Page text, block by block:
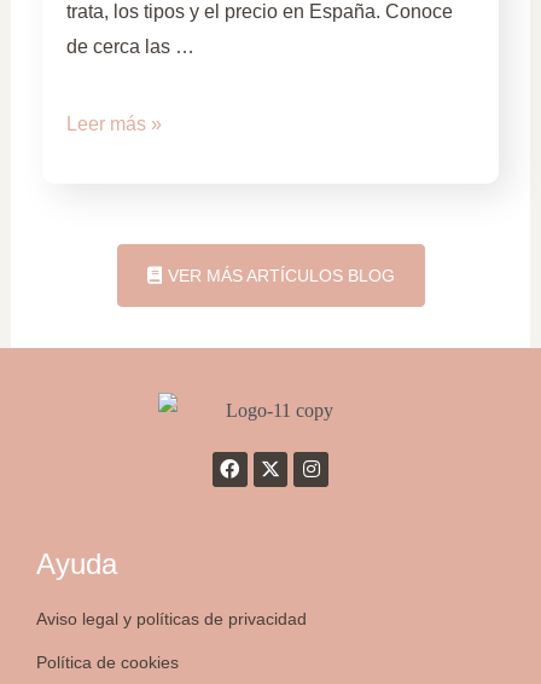
trata, los tipos y el precio en España. Conoce
de cerca las …
Leer más »
VER MÁS ARTÍCULOS BLOG
Ayuda
Aviso legal y políticas de privacidad
Política de cookies